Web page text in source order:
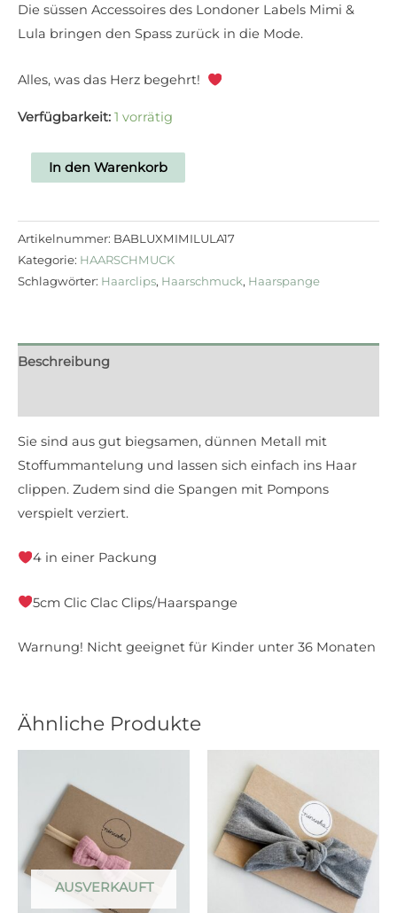
Die süssen Accessoires des Londoner Labels Mimi &
Lula bringen den Spass zurück in die Mode.
Alles, was das Herz begehrt!
Verfügbarkeit: 1 vorrätig
In den Warenkorb
Artikelnummer: BABLUXMIMILULA17
Kategorie: HAARSCHMUCK
Schlagwörter: Haarclips, Haarschmuck, Haarspange
Beschreibung
Sie sind aus gut biegsamen, dünnen Metall mit
Stoffummantelung und lassen sich einfach ins Haar
clippen. Zudem sind die Spangen mit Pompons
verspielt verziert.
4 in einer Packung
5cm Clic Clac Clips/Haarspange
Warnung! Nicht geeignet für Kinder unter 36 Monaten
Ähnliche Produkte
AUSVERKAUFT